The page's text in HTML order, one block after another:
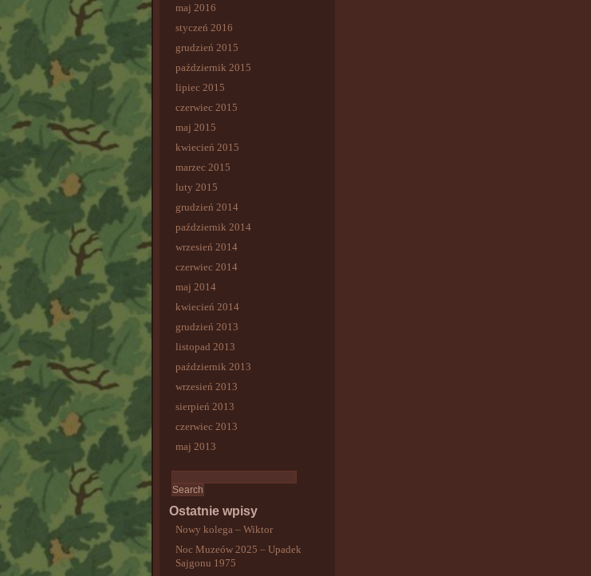
maj 2016
styczeń 2016
grudzień 2015
październik 2015
lipiec 2015
czerwiec 2015
maj 2015
kwiecień 2015
marzec 2015
luty 2015
grudzień 2014
październik 2014
wrzesień 2014
czerwiec 2014
maj 2014
kwiecień 2014
grudzień 2013
listopad 2013
październik 2013
wrzesień 2013
sierpień 2013
czerwiec 2013
maj 2013
Ostatnie wpisy
Nowy kolega – Wiktor
Noc Muzeów 2025 – Upadek
Sajgonu 1975